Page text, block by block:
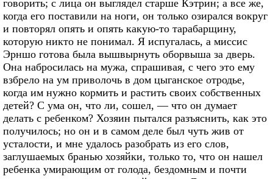
говорить; с лица он выглядел старше Кэтрин; а все же,
когда его поставили на ноги, он только озирался вокруг
и повторял опять и опять какую-то тарабарщину,
которую никто не понимал. Я испугалась, а миссис
Эрншо готова была вышвырнуть оборвыша за дверь.
Она набросилась на мужа, спрашивая, с чего это ему
взбрело на ум приволочь в дом цыганское отродье,
когда им нужно кормить и растить своих собственных
детей? С ума он, что ли, сошел, — что он думает
делать с ребенком? Хозяин пытался разъяснить, как это
получилось; но он и в самом деле был чуть жив от
усталости, и мне удалось разобрать из его слов,
заглушаемых бранью хозяйки, только то, что он нашел
ребенка умирающим от голода, бездомным и почти